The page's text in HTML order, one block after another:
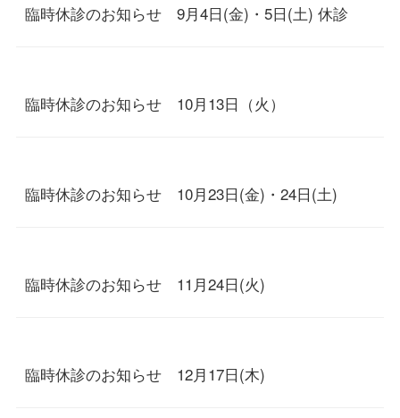
臨時休診のお知らせ 9月4日(金)・5日(土) 休診
臨時休診のお知らせ 10月13日（火）
臨時休診のお知らせ 10月23日(金)・24日(土)
臨時休診のお知らせ 11月24日(火)
臨時休診のお知らせ 12月17日(木)